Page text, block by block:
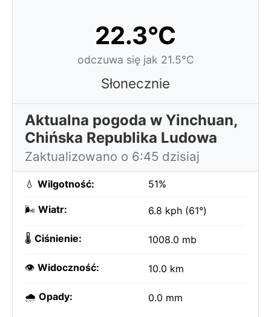
22.3°C
odczuwa się jak 21.5°C
Słonecznie
Aktualna pogoda w Yinchuan,
Chińska Republika Ludowa
Zaktualizowano o 6:45 dzisiaj
💧 Wilgotność: 51%
🌬️ Wiatr: 6.8 kph (61°)
🌡️ Ciśnienie: 1008.0 mb
👁️ Widoczność: 10.0 km
🌧️ Opady: 0.0 mm